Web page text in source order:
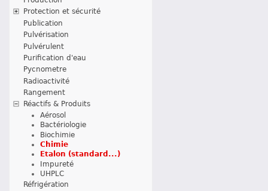
Protection et sécurité
Publication
Pulvérisation
Pulvérulent
Purification d'eau
Pycnometre
Radioactivité
Rangement
Réactifs & Produits
Aérosol
Bactériologie
Biochimie
Chimie
Etalon (standard...)
Impureté
UHPLC
Réfrigération